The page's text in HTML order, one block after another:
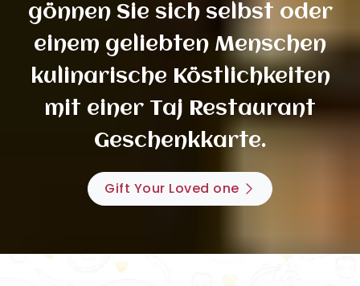
gönnen Sie sich selbst oder
einem geliebten Menschen
kulinarische Köstlichkeiten
mit einer Taj Restaurant
Geschenkkarte.
Gift Your Loved one